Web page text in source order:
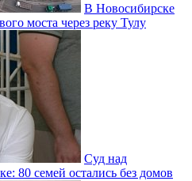
В Новосибирске
моста через реку Тулу
Суд над
80 семей остались без домов